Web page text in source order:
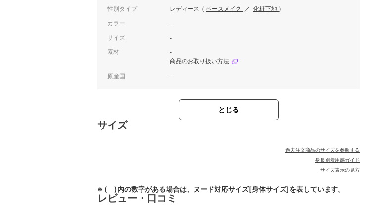
性別タイプ レディース ( ベースメイク ／ 化粧下地 )
カラー -
サイズ -
素材
-
商品のお取り扱い方法
原産国 -
とじる
サイズ
過去注文商品のサイズを参照する
身長別着用感ガイド
サイズ表示の見方
※ ( )内の数字がある場合は、ヌード対応サイズ[身体サイズ]を表しています。
レビュー・口コミ